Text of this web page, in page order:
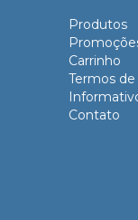
Produtos
Carrinho
Termos de
Contato